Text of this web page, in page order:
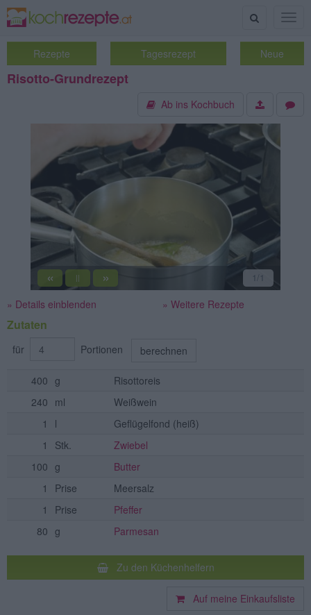
Suche
Rezepte Tagesrezept Neue
Risotto-Grundrezept
Ab ins Kochbuch
« || » 1 /1
» Details einblenden » Weitere Rezepte
Zutaten
für Portionen berechnen
400 g
Risottoreis
240 ml
Weißwein
1
l Geflügelfond (heiß)
1
Stk.
Zwiebel
100 g
Butter
1
Prise
Meersalz
1
Prise
Pfeffer
80 g Parmesan
Zu den Küchenhelfern
Auf meine Einkaufsliste